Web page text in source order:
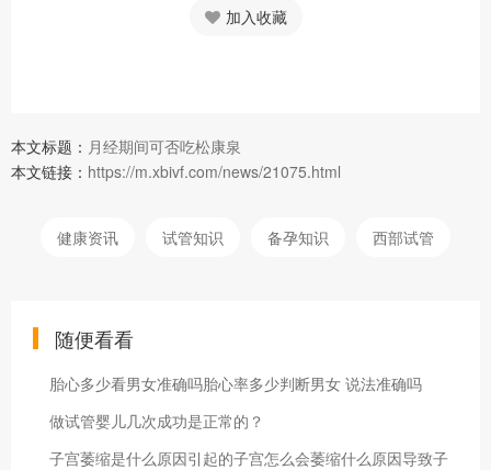
加入收藏
本文标题： 月经期间可否吃松康泉
本文链接： https://m.xbivf.com/news/21075.html
健康资讯 试管知识 备孕知识 西部试管
随便看看
胎心多少看男女准确吗胎心率多少判断男女 说法准确吗
做试管婴儿几次成功是正常的？
子宫萎缩是什么原因引起的子宫怎么会萎缩什么原因导致子